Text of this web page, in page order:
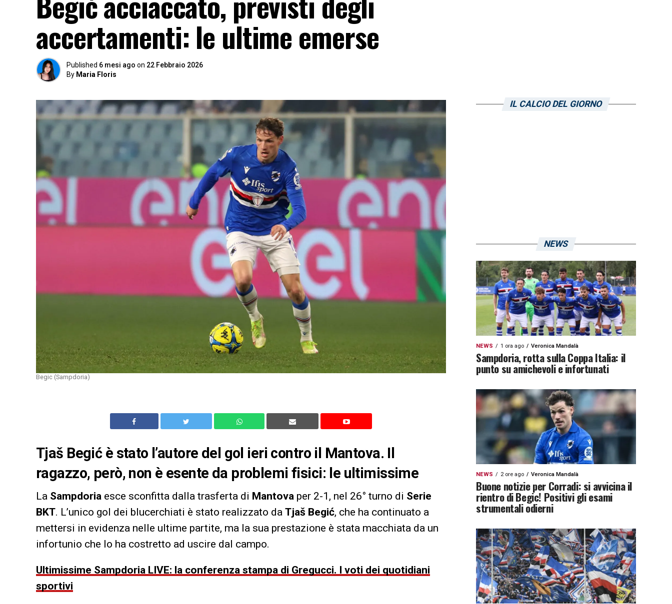
accertamenti: le ultime emerse
Published 6 mesi ago on 22 Febbraio 2026
By Maria Floris
Begic (Sampdoria)
Tjaš Begić è stato l’autore del gol ieri contro il Mantova. Il
ragazzo, però, non è esente da problemi fisici: le ultimissime
La Sampdoria esce sconfitta dalla trasferta di Mantova per 2-1, nel 26° turno di Serie
BKT. L’unico gol dei blucerchiati è stato realizzato da Tjaš Begić, che ha continuato a
mettersi in evidenza nelle ultime partite, ma la sua prestazione è stata macchiata da un
infortunio che lo ha costretto ad uscire dal campo.
Ultimissime Sampdoria LIVE: la conferenza stampa di Gregucci. I voti dei quotidiani
sportivi
IL CALCIO DEL GIORNO
NEWS
NEWS 1 ora ago Veronica Mandalà
Sampdoria, rotta sulla Coppa Italia: il
punto su amichevoli e infortunati
NEWS 2 ore ago Veronica Mandalà
Buone notizie per Corradi: si avvicina il
rientro di Begic! Positivi gli esami
strumentali odierni